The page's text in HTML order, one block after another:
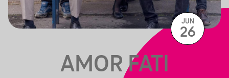
AMOR FATI
JUN
26